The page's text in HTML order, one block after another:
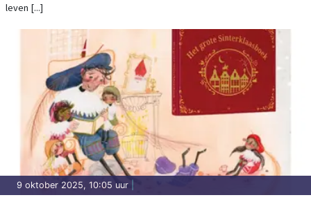
leven [...]
9 oktober 2025, 10:05 uur